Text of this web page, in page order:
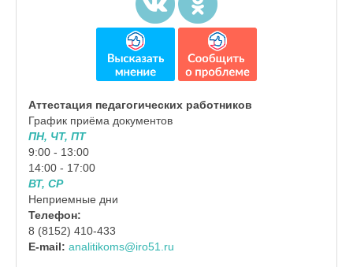
Аттестация педагогических работников
График приёма документов
ПН, ЧТ, ПТ
9:00 - 13:00
14:00 - 17:00
ВТ, СР
Неприемные дни
Телефон:
8 (8152) 410-433
E-mail: analitikoms@iro51.ru